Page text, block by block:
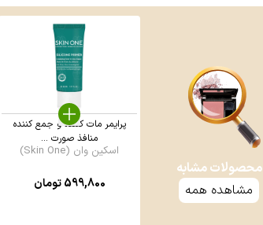
محصولات مشابه
مشاهده همه
پرایمر مات کننده و جمع کننده
منافذ صورت ...
اسکین وان (Skin One)
599,800تومان